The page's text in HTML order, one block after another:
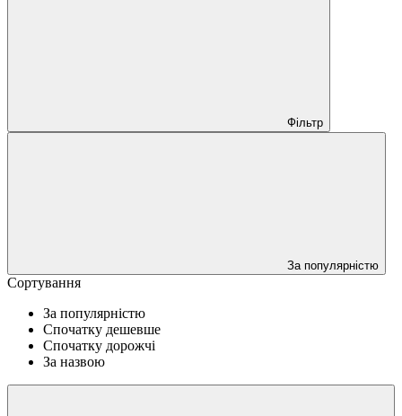
Фільтр
За популярністю
Сортування
За популярністю
Спочатку дешевше
Спочатку дорожчі
За назвою